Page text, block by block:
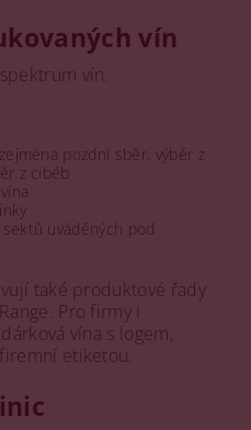
vín
vín:
pozdní sběr, výběr z
z cibéb
uváděných pod
také produktové řady
Pro firmy i
vína s logem,
etiketou.